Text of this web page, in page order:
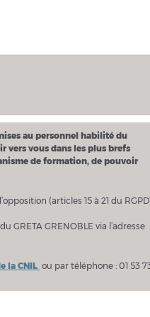
au personnel habilité du
vers vous dans les plus brefs
de formation, de pouvoir
(articles 15 à 21 du
GRENOBLE via l’adresse
la CNIL ou par téléphone : 01 53